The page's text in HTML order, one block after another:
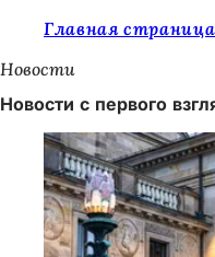
Перейти к содержимому
ы
з
Главная страница
Новости
Новости с первого